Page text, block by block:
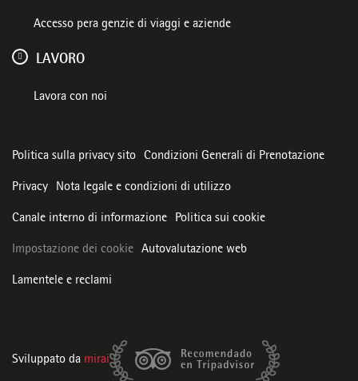
Accesso pera genzie di viaggi e aziende
LAVORO
Lavora con noi
Politica sulla privacy sito Condizioni Generali di Prenotazione
Privacy Nota legale e condizioni di utilizzo
Canale interno di informazione Politica sui cookie
Impostazione dei cookie Autovalutazione web
Lamentele e reclami
Sviluppato da mirai